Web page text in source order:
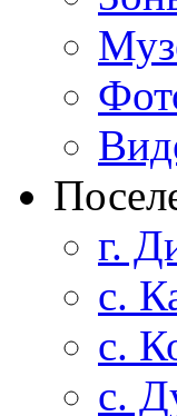
г.
с.
с.
с.